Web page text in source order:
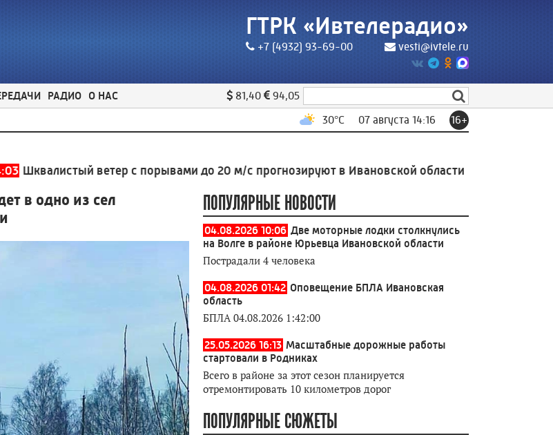
ГТРК «Ивтелерадио»
+7 (4932) 93-69-00 vesti@ivtele.ru
РАДИО О НАС 81,40
94,05
30°C 07 августа 14:16 16+
ветер с порывами до 20 м/с прогнозируют в Ивановской области 13:38
в одно из сел
ПОПУЛЯРНЫЕ НОВОСТИ
04.08.2026 10:06 Две моторные лодки столкнулись
на Волге в районе Юрьевца Ивановской области
Пострадали 4 человека
04.08.2026 01:42 Оповещение БПЛА Ивановская
область
БПЛА 04.08.2026 1:42:00
25.05.2026 16:13 Масштабные дорожные работы
стартовали в Родниках
Всего в районе за этот сезон планируется
отремонтировать 10 километров дорог
ПОПУЛЯРНЫЕ СЮЖЕТЫ